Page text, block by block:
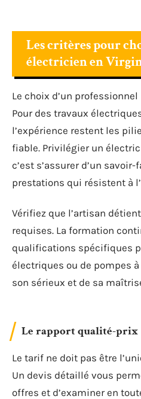
Les critères pour
électricien en
Le choix d’un
Pour des travaux
l’expérience restent les
fiable. Privilégier un
c’est s’assurer d’un
prestations qui résistent à
Vérifiez que l’artisan
requises. La formation
qualifications spécifiques
électriques ou de pompes
son sérieux et de sa
Le rapport qualité-prix
Le tarif ne doit pas être
Un devis détaillé vous
offres et d’examiner en